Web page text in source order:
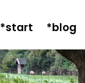
*start *blog